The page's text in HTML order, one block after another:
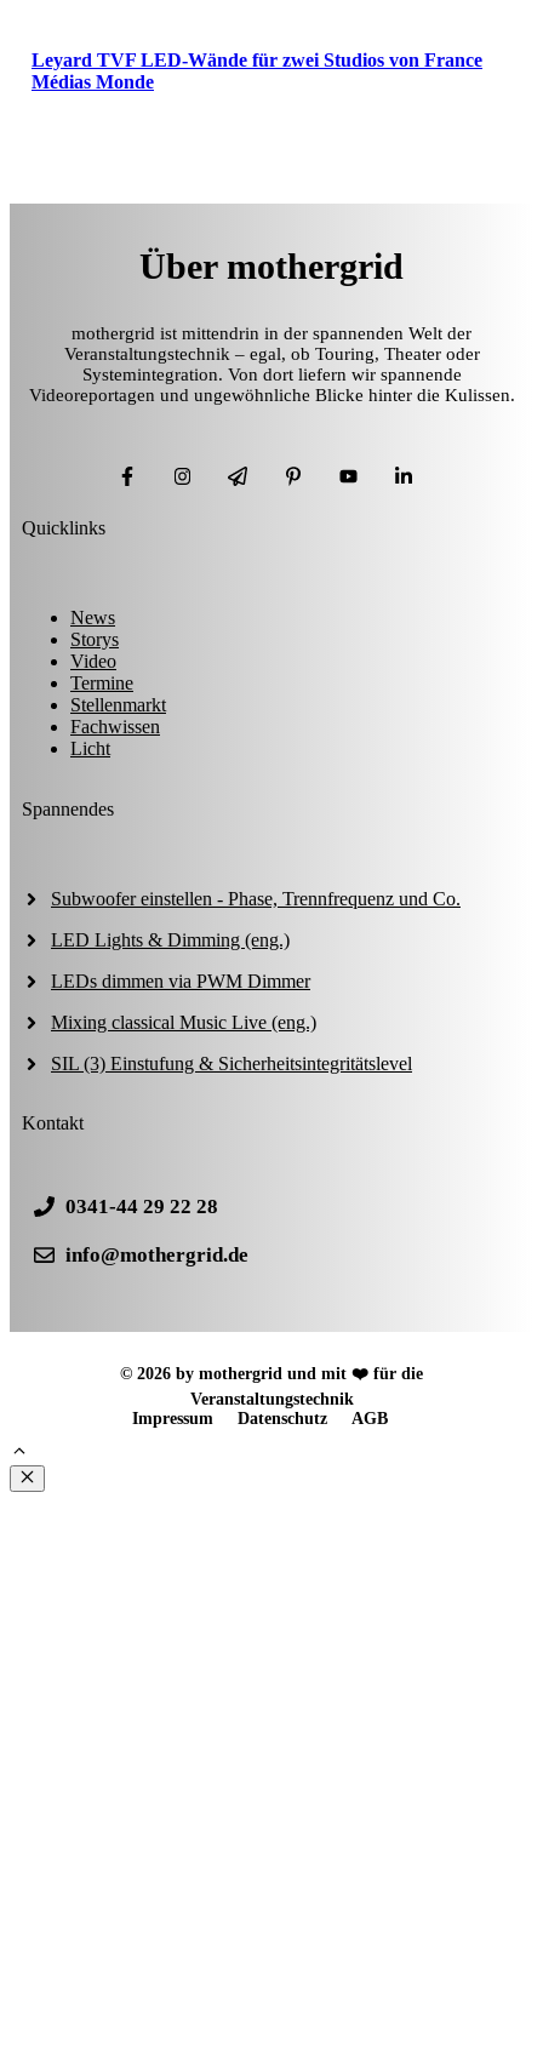
Leyard TVF LED-Wände für zwei Studios von France
Médias Monde
Über mothergrid
mothergrid ist mittendrin in der spannenden Welt der
Veranstaltungstechnik – egal, ob Touring, Theater oder
Systemintegration. Von dort liefern wir spannende
Videoreportagen und ungewöhnliche Blicke hinter die Kulissen.
Quicklinks
News
Storys
Video
Termine
Stellenmarkt
Fachwissen
Licht
Spannendes
Subwoofer einstellen - Phase, Trennfrequenz und Co.
LED Lights & Dimming (eng.)
LEDs dimmen via PWM Dimmer
Mixing classical Music Live (eng.)
SIL (3) Einstufung & Sicherheitsintegritätslevel
Kontakt
0341-44 29 22 28
info@mothergrid.de
© 2026 by mothergrid und mit ❤️ für die
Veranstaltungstechnik
Impressum
Datenschutz AGB
Schließen